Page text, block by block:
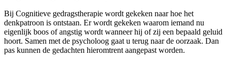
Bij Cognitieve gedragstherapie wordt gekeken naar hoe het
denkpatroon is ontstaan. Er wordt gekeken waarom iemand nu
eigenlijk boos of angstig wordt wanneer hij of zij een bepaald geluid
hoort. Samen met de psycholoog gaat u terug naar de oorzaak. Dan
pas kunnen de gedachten hieromtrent aangepast worden.